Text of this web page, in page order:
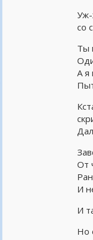
Уж-
со
Ты
А я
От
И
И
Но